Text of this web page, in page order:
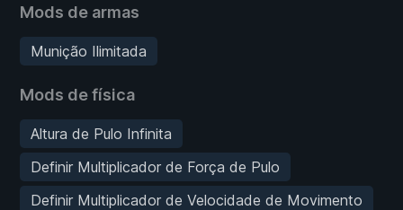
Mods de armas
Munição Ilimitada
Mods de física
Altura de Pulo Infinita
Definir Multiplicador de Força de Pulo
Definir Multiplicador de Velocidade de Movimento